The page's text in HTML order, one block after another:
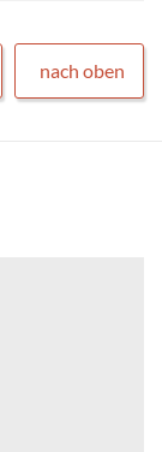
nach oben